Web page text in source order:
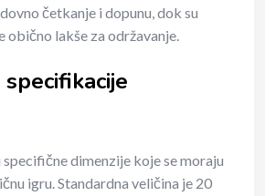
četkanje i dopunu, dok su
obično lakše za održavanje.
dimenzije koje se moraju
igru. Standardna veličina je 20